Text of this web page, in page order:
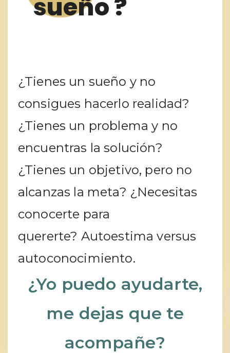
sueño ?
¿Tienes un sueño y no
consigues hacerlo realidad?
¿Tienes un problema y no
encuentras la solución?
¿Tienes un objetivo, pero no
alcanzas la meta? ¿Necesitas
conocerte para
quererte? Autoestima versus
autoconocimiento.
¿Yo puedo ayudarte,
me dejas que te
acompañe?